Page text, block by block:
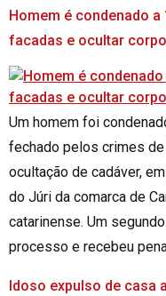
Homem é condenado
facadas e ocultar
Um homem foi
fechado pelos crimes
ocultação de cadáver,
do Júri da comarca de
catarinense. Um
processo e recebeu
Idoso expulso de casa